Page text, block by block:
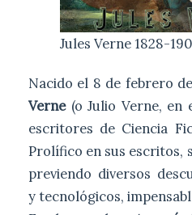
Jules Verne 1828-
Nacido el 8 de febrero
Verne(o Julio Verne, en
escritores de Ciencia
Prolífico en sus escritos,
previendo diversos
y tecnológicos,